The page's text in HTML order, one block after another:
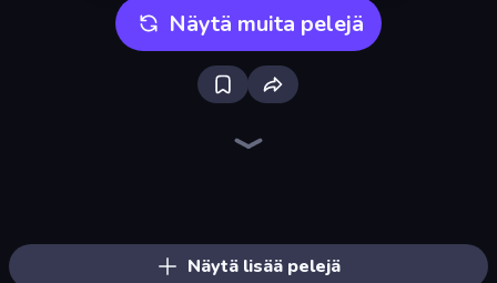
Näytä muita pelejä
Näytä lisää pelejä